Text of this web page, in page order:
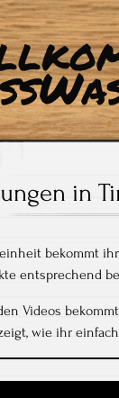
in
bekommt
entsprechend
Videos
wie ihr